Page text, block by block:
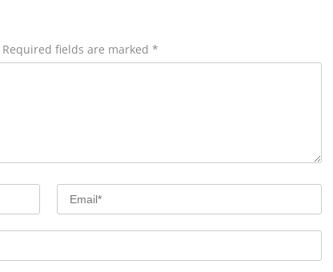
Required fields are marked *